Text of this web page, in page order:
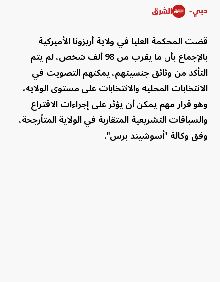
دبي - الشرق
قضت المحكمة العليا في ولاية أريزونا الأميركية
بالإجماع بأن ما يقرب من 98 ألف شخص، لم يتم
التأكد من وثائق جنسيتهم، يمكنهم التصويت في
الانتخابات المحلية والانتخابات على مستوى الولاية،
وهو قرار مهم يمكن أن يؤثر على إجراءات الاقتراع
والسباقات التشريعية المتقاربة في الولاية المتأرجحة،
وفق وكالة "أسوشيتد برس".